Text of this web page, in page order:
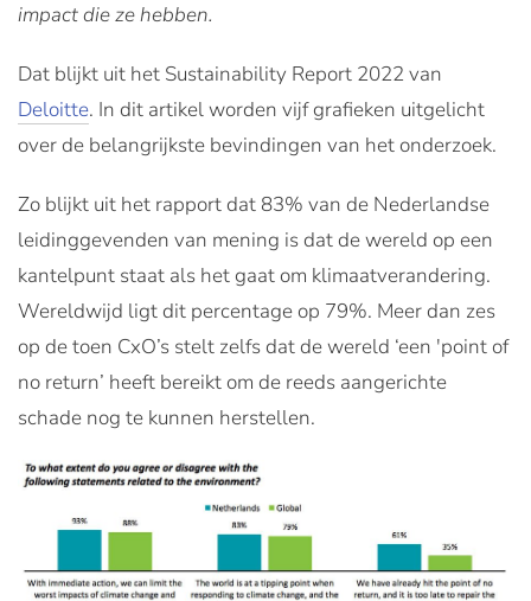
impact die ze hebben.
Dat blijkt uit het Sustainability Report 2022 van
Deloitte. In dit artikel worden vijf grafieken uitgelicht
over de belangrijkste bevindingen van het onderzoek.
Zo blijkt uit het rapport dat 83% van de Nederlandse
leidinggevenden van mening is dat de wereld op een
kantelpunt staat als het gaat om klimaatverandering.
Wereldwijd ligt dit percentage op 79%. Meer dan zes
op de toen CxO’s stelt zelfs dat de wereld ‘een 'point of
no return’ heeft bereikt om de reeds aangerichte
schade nog te kunnen herstellen.